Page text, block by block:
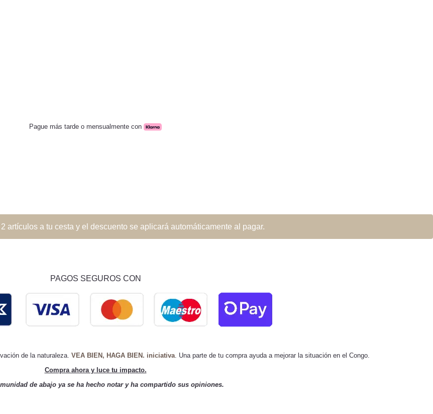
Pague más tarde o mensualmente con
artículos a tu cesta y el descuento se aplicará automáticamente al pagar.
PAGOS SEGUROS CON
de la naturaleza. VEA BIEN, HAGA BIEN. iniciativa. Una parte de tu compra ayuda a mejorar la situación en el Congo.
Compra ahora y luce tu impacto.
de abajo ya se ha hecho notar y ha compartido sus opiniones.